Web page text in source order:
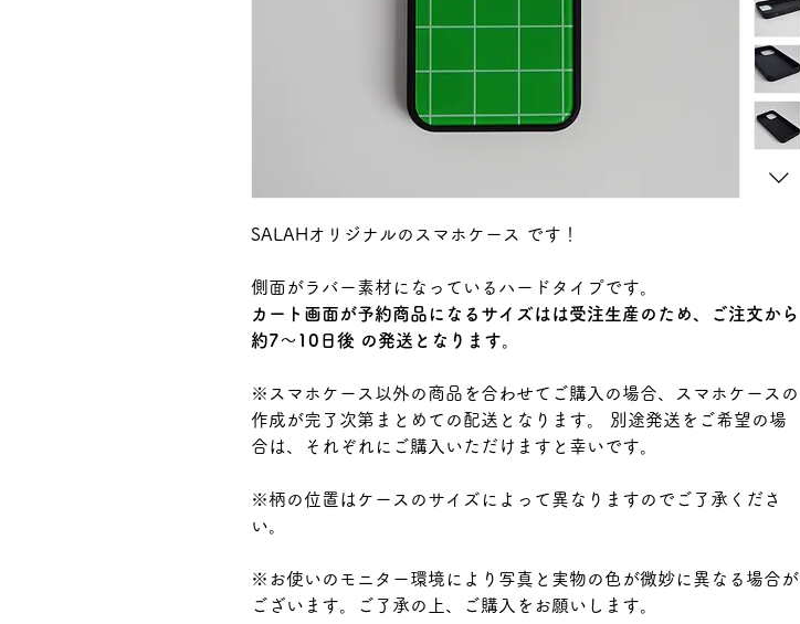
SALAHオリジナルのスマホケース です！
側面がラバー素材になっているハードタイプです。
カート画面が予約商品になるサイズはは受注生産のため、ご注文から
約7～10日後 の発送となります。
※スマホケース以外の商品を合わせてご購入の場合、スマホケースの
作成が完了次第まとめての配送となります。 別途発送をご希望の場
合は、それぞれにご購入いただけますと幸いです。
※柄の位置はケースのサイズによって異なりますのでご了承くださ
い。
※お使いのモニター環境により写真と実物の色が微妙に異なる場合が
ございます。ご了承の上、ご購入をお願いします。